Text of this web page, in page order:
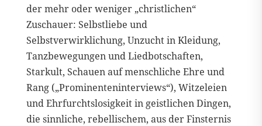
der mehr oder weniger „christlichen“
Zuschauer: Selbstliebe und
Selbstverwirklichung, Unzucht in Kleidung,
Tanzbewegungen und Liedbotschaften,
Starkult, Schauen auf menschliche Ehre und
Rang („Prominenteninterviews“), Witzeleien
und Ehrfurchtslosigkeit in geistlichen Dingen,
die sinnliche, rebellischem, aus der Finsternis